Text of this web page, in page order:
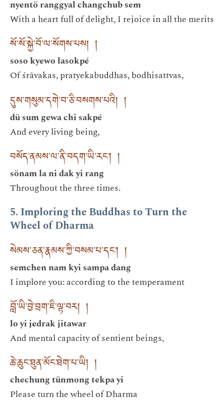
nyentö ranggyal changchub sem
With a heart full of delight, I rejoice in all the merits
སོ་སོ་སྐྱེ་བོ་ལ་སོགས་པས། །
soso kyewo lasokpé
Of śrāvakas, pratyekabuddhas, bodhisattvas,
དུས་གསུམ་དགེ་བ་ཅི་བསགས་པའི། །
dü sum gewa chi sakpé
And every living being,
བསོད་ནམས་ལ་ནི་བདག་ཡི་རང༌། །
sönam la ni dak yi rang
Throughout the three times.
5. Imploring the Buddhas to Turn the
Wheel of Dharma
སེམས་ཅན་རྣམས་ཀྱི་བསམ་པ་དང༌། །
semchen nam kyi sampa dang
I implore you: according to the temperament
བློ་ཡི་བྱེ་བྲག་ཇི་ལྟ་བར། །
lo yi jedrak jitawar
And mental capacity of sentient beings,
ཆེ་ཆུང་ཐུན་མོང་ཐེག་པ་ཡི། །
chechung tünmong tekpa yi
Please turn the wheel of Dharma